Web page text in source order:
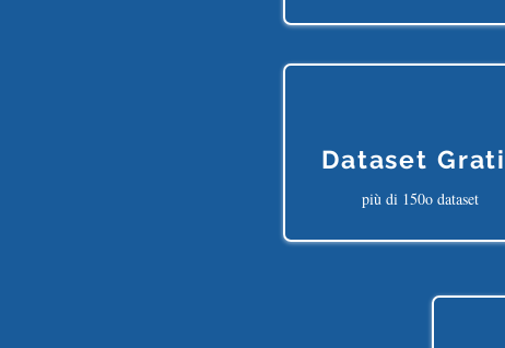
Dataset
più di 150o dataset